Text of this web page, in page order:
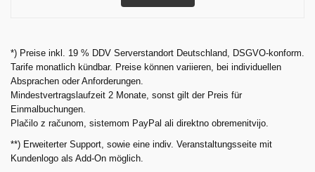
*) Preise inkl. 19 % DDV Serverstandort Deutschland, DSGVO-konform.
Tarife monatlich kündbar. Preise können variieren, bei individuellen
Absprachen oder Anforderungen.
Mindestvertragslaufzeit 2 Monate, sonst gilt der Preis für
Einmalbuchungen.
Plačilo z računom, sistemom PayPal ali direktno obremenitvijo.
**) Erweiterter Support, sowie eine indiv. Veranstaltungsseite mit
Kundenlogo als Add-On möglich.